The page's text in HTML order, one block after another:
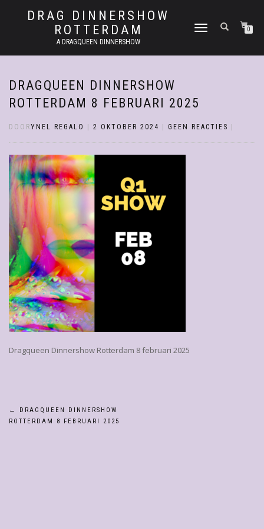
DRAG DINNERSHOW
ROTTERDAM
A DRAGQUEEN DINNERSHOW
SCHAKEL
0
DRAGQUEEN DINNERSHOW
ROTTERDAM 8 FEBRUARI 2025
DOORYNEL REGALO 2 OKTOBER 2024 GEEN REACTIES
Dragqueen Dinnershow Rotterdam 8 februari 2025
Bericht
←
DRAGQUEEN DINNERSHOW
ROTTERDAM 8 FEBRUARI 2025